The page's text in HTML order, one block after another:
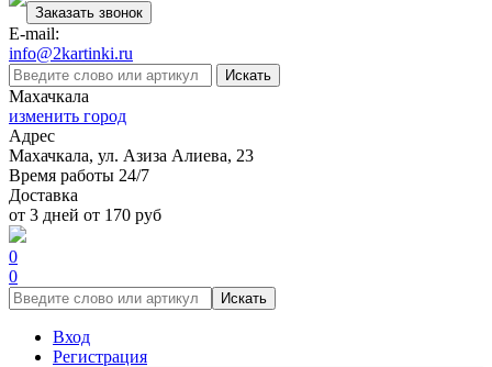
Заказать звонок
E-mail:
info@2kartinki.ru
Искать
Махачкала
изменить город
Адрес
Махачкала, ул. Азиза Алиева, 23
Время работы 24/7
Доставка
от 3 дней от 170 руб
0
0
Искать
Вход
Регистрация